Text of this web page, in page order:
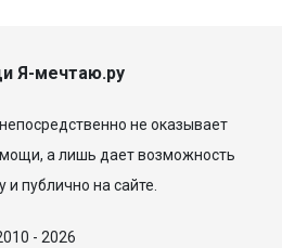
Я-мечтаю.ру
не оказывает
а лишь дает возможность
публично на сайте.
- 2026